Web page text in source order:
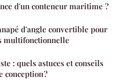
d'un conteneur maritime ?
d'angle convertible pour
multifonctionnelle
: quels astuces et conseils
?